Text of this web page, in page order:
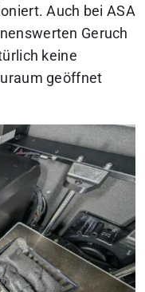
Auch bei ASA
Geruch
keine
geöffnet